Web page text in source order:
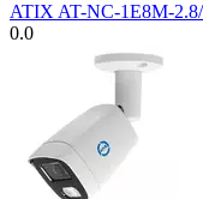
ATIX AT-NC-1E8M-
0.0